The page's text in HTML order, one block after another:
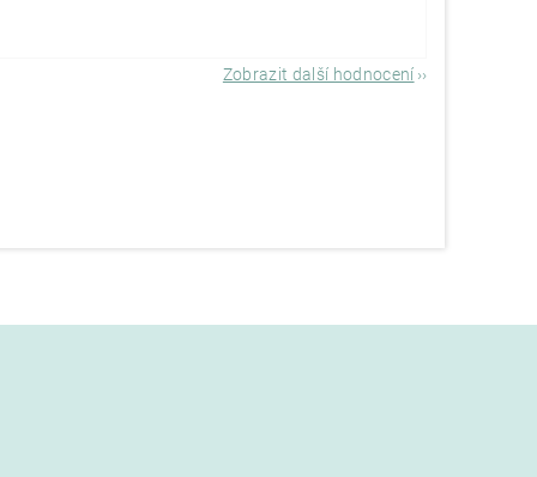
Zobrazit další hodnocení